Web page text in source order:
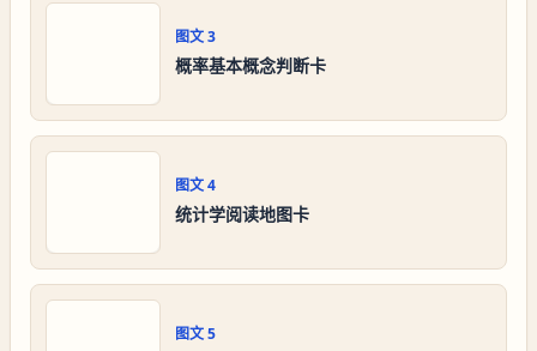
图文3
概率基本概念判断卡
图文4
统计学阅读地图卡
图文5